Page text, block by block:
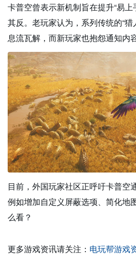
卡普空曾表示新机制旨在提升“易
其反。老玩家认为，系列传统的“
息流瓦解，而新玩家也抱怨通知内
目前，外国玩家社区正呼吁卡普空
例如增加自定义屏蔽选项、简化地
么看？
更多游戏资讯请关注： 电玩帮游戏